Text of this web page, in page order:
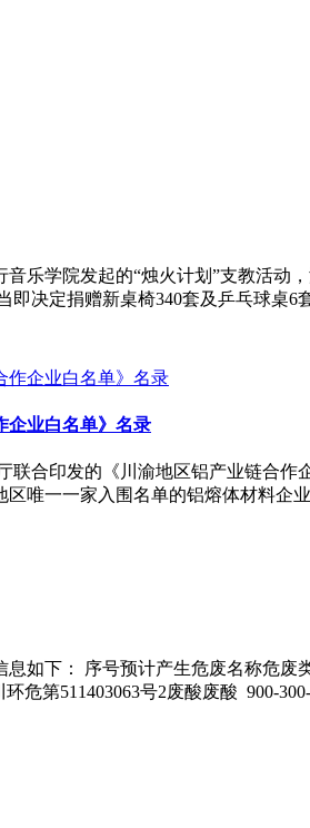
乐学院发起的“烛火计划”支教活动
决定捐赠新桌椅340套及乒乓球桌6
企业白名单》名录
合印发的《川渝地区铝产业链合
区唯一一家入围名单的铝熔体材料
如下： 序号预计产生危废名称危
危第511403063号2废酸废酸 900-